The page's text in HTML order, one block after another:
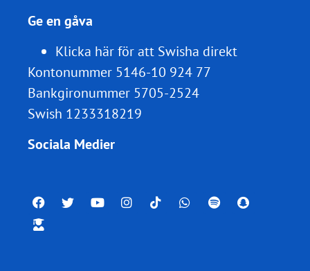
Ge en gåva
Klicka här för att Swisha direkt
Kontonummer 5146-10 924 77
Bankgironummer 5705-2524
Swish 1233318219
Sociala Medier